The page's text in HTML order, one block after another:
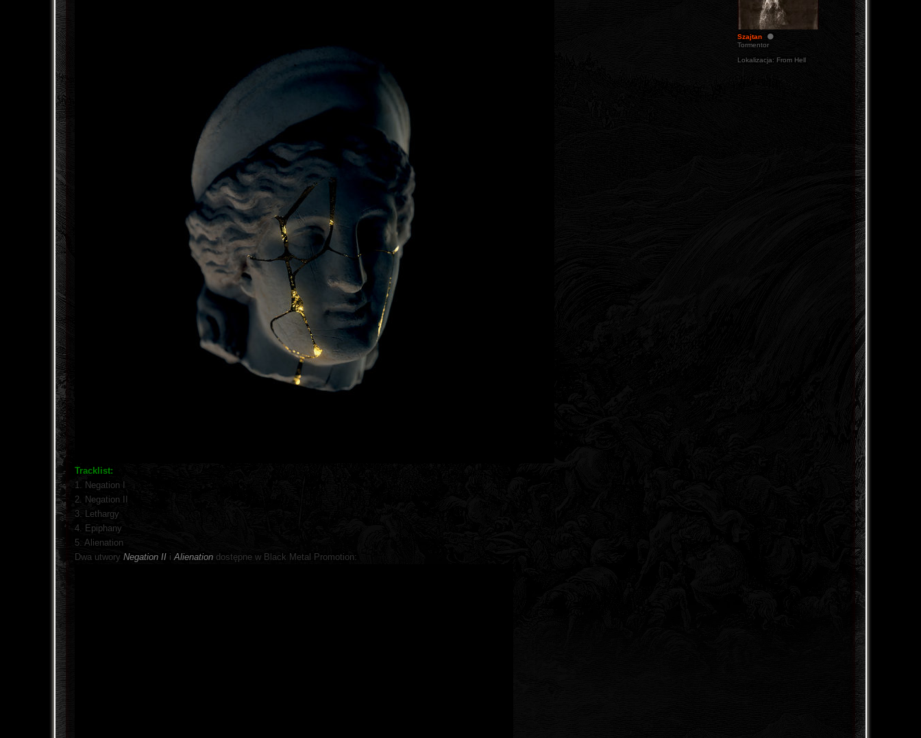
Szajtan
Tormentor
Lokalizacja: From Hell
Tracklist:
1. Negation I
2. Negation II
3. Lethargy
4. Epiphany
5. Alienation
Dwa utwory Negation II iAlienation dostępne w Black Metal Promotion: